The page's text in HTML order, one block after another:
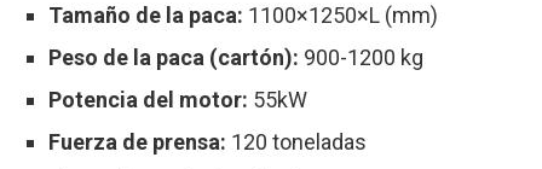
Tamaño de la paca: 1100×1250×L (mm)
Peso de la paca (cartón): 900-1200 kg
Potencia del motor: 55kW
Fuerza de prensa: 120 toneladas